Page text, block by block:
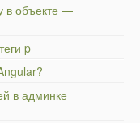
в объекте —
p
в админке